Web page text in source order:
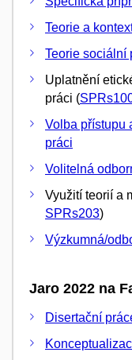
Teorie a
Teorie sociální
Uplatnění
práci (
Volba přístupu
práci
Volitelná
Využití teorií a
SPRs203)
Výzkumná/
Jaro 2022 na
Disertační